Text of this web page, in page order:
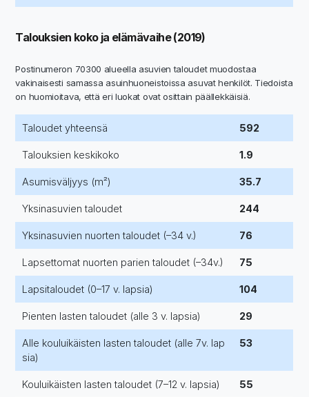
Talouksien koko ja elämävaihe (2019)
Postinumeron 70300 alueella asuvien taloudet muodostaa
vakinaisesti samassa asuinhuoneistoissa asuvat henkilöt. Tiedoista
on huomioitava, että eri luokat ovat osittain päällekkäisiä.
Taloudet yhteensä 592
Talouksien keskikoko 1.9
Asumisväljyys (m²) 35.7
Yksinasuvien taloudet 244
Yksinasuvien nuorten taloudet (–34 v.) 76
Lapsettomat nuorten parien taloudet (–34v.) 75
Lapsitaloudet (0–17 v. lapsia) 104
Pienten lasten taloudet (alle 3 v. lapsia) 29
Alle kouluikäisten lasten taloudet (alle 7v. lap
sia)
53
Kouluikäisten lasten taloudet (7–12 v. lapsia) 55